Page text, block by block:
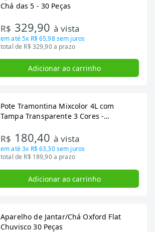
Chá das 5 - 30 Peças
R$ 329,90 à vista
em até5x R$ 65,98sem juros
total de R$ 329,90 a prazo
Adicionar ao carrinho
Pote Tramontina Mixcolor 4L com
Tampa Transparente 3 Cores -
R$ 180,40 à vista
em até3x R$ 63,30sem juros
total de R$ 189,90 a prazo
Adicionar ao carrinho
Aparelho de Jantar/Chá Oxford Flat
Chuvisco 30 Peças